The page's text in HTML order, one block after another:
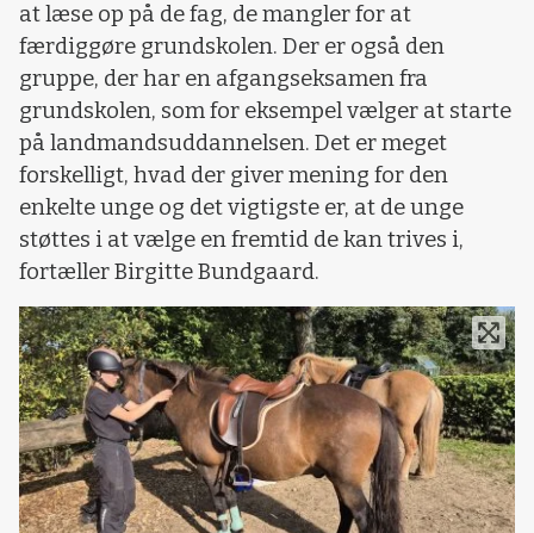
at læse op på de fag, de mangler for at
færdiggøre grundskolen. Der er også den
gruppe, der har en afgangseksamen fra
grundskolen, som for eksempel vælger at starte
på landmandsuddannelsen. Det er meget
forskelligt, hvad der giver mening for den
enkelte unge og det vigtigste er, at de unge
støttes i at vælge en fremtid de kan trives i,
fortæller Birgitte Bundgaard.